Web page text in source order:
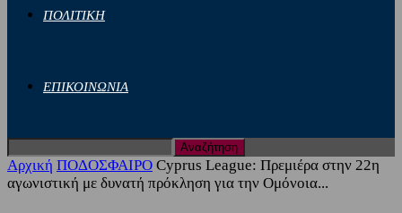
ΠΟΛΙΤΙΚΗ
ΕΠΙΚΟΙΝΩΝΙΑ
Αρχική ΠΟΔΟΣΦΑΙΡΟ Cyprus League: Πρεμιέρα στην 22η
αγωνιστική με δυνατή πρόκληση για την Ομόνοια...